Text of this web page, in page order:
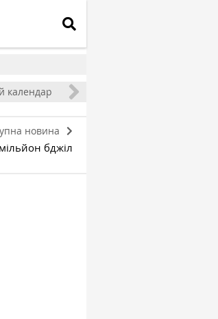
календар
новина
бджіл